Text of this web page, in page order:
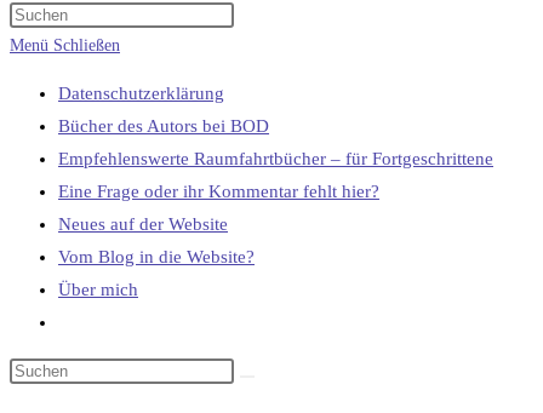
umschalten
Menü Schließen
Datenschutzerklärung
Bücher des Autors bei BOD
Empfehlenswerte Raumfahrtbücher – für Fortgeschrittene
Eine Frage oder ihr Kommentar fehlt hier?
Neues auf der Website
Vom Blog in die Website?
Über mich
umschalten